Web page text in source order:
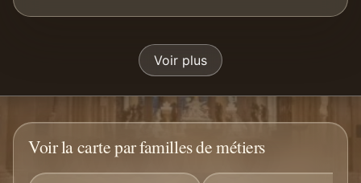
Voir plus
Voir la carte par familles de métiers